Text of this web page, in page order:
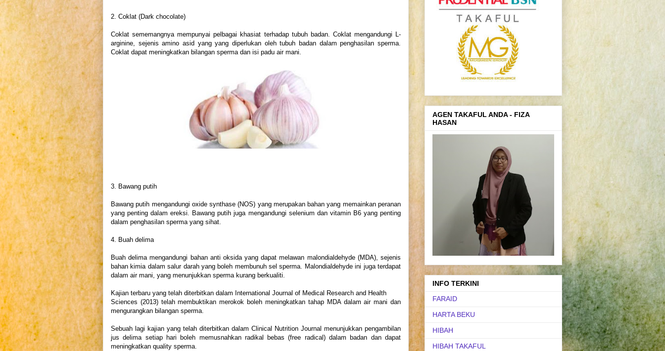
2. Coklat (Dark chocolate)
Coklat sememangnya mempunyai pelbagai khasiat terhadap tubuh badan. Coklat mengandungi L-
arginine, sejenis amino asid yang yang diperlukan oleh tubuh badan dalam penghasilan sperma.
Coklat dapat meningkatkan bilangan sperma dan isi padu air mani.
3. Bawang putih
Bawang putih mengandungi oxide synthase (NOS) yang merupakan bahan yang memainkan peranan
yang penting dalam ereksi. Bawang putih juga mengandungi selenium dan vitamin B6 yang penting
dalam penghasilan sperma yang sihat.
4. Buah delima
Buah delima mengandungi bahan anti oksida yang dapat melawan malondialdehyde (MDA), sejenis
bahan kimia dalam salur darah yang boleh membunuh sel sperma. Malondialdehyde ini juga terdapat
dalam air mani, yang menunjukkan sperma kurang berkualiti.
Kajian terbaru yang telah diterbitkan dalam International Journal of Medical Research and Health
Sciences (2013) telah membuktikan merokok boleh meningkatkan tahap MDA dalam air mani dan
mengurangkan bilangan sperma.
Sebuah lagi kajian yang telah diterbitkan dalam Clinical Nutrition Journal menunjukkan pengambilan
jus delima setiap hari boleh memusnahkan radikal bebas (free radical) dalam badan dan dapat
meningkatkan quality sperma.
AGEN TAKAFUL ANDA - FIZA
HASAN
INFO TERKINI
FARAID
HARTA BEKU
HIBAH
HIBAH TAKAFUL